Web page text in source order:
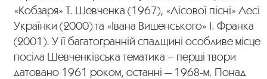
«Кобзаря» Т. Шевченка (1967), «Лісової пісні» Лесі
Українки (2000) та «Івана Вишенського» І. Франка
(2001). У її багатогранній спадщині особливе місце
посіла Шевченківська тематика – перші твори
датовано 1961 роком, останні — 1968-м. Понад